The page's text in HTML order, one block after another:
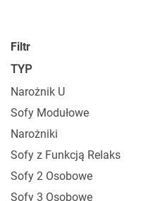
Filtr
TYP
Narożnik U
Sofy Modułowe
Narożniki
Sofy z Funkcją Relaks
Sofy 2 Osobowe
Sofy 3 Osobowe